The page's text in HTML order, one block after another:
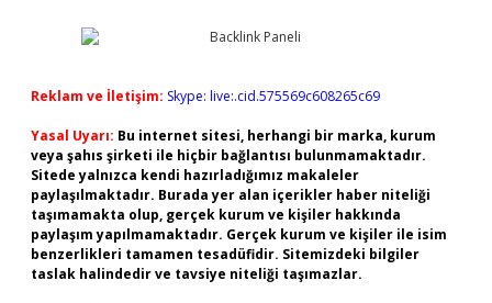
Reklam ve İletişim: Skype: live:.cid.575569c608265c69
Yasal Uyarı: Bu internet sitesi, herhangi bir marka, kurum
veya şahıs şirketi ile hiçbir bağlantısı bulunmamaktadır.
Sitede yalnızca kendi hazırladığımız makaleler
paylaşılmaktadır. Burada yer alan içerikler haber niteliği
taşımamakta olup, gerçek kurum ve kişiler hakkında
paylaşım yapılmamaktadır. Gerçek kurum ve kişiler ile isim
benzerlikleri tamamen tesadüfidir. Sitemizdeki bilgiler
taslak halindedir ve tavsiye niteliği taşımazlar.